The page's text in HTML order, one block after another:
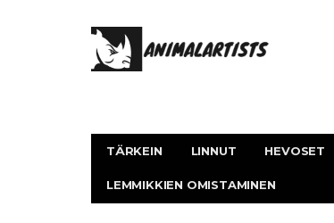
TÄRKEIN LINNUT HEVOSET
LEMMIKKIEN OMISTAMINEN